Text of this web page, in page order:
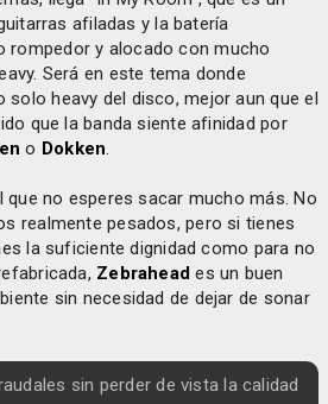
afiladas y la batería
rompedor y alocado con mucho
Será en este tema donde
heavy del disco, mejor aun que el
que la banda siente afinidad por
o Dokken.
que no esperes sacar mucho más. No
realmente pesados, pero si tienes
la suficiente dignidad como para no
Zebrahead es un buen
sin necesidad de dejar de sonar
sin perder de vista la calidad